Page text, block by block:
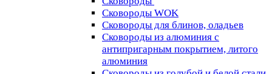
Сковороды WOK
Сковороды для блинов, оладьев
Сковороды из алюминия с
антипригарным покрытием, литого
алюминия